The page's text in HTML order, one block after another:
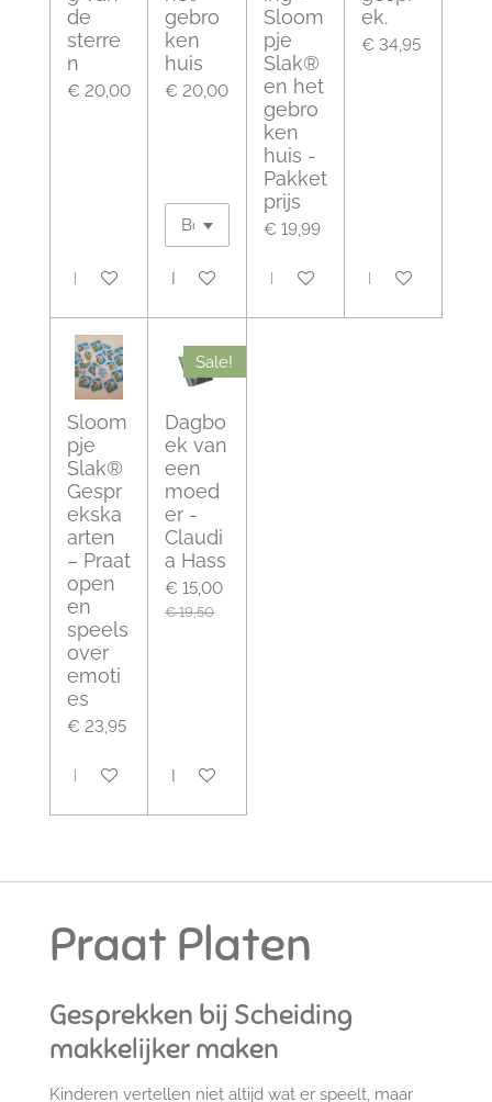
de
sterre
n
€ 20,00
In winkelwagen
gebro
ken
huis
€ 20,00
In winkelwagen
Sloom
pje
Slak®
en het
gebro
ken
huis -
Pakket
prijs
€ 19,99
Houd mij op de hoogte
ek.
€ 34,95
In winkelwagen
Sloom
pje
Slak®
Gespr
ekska
arten
– Praat
open
en
speels
over
emoti
es
€ 23,95
In winkelwagen
Sale!
Dagbo
ek van
een
moed
er -
Claudi
a Hass
€ 15,00
€ 19,50
In winkelwagen
Praat Platen
Gesprekken bij Scheiding
makkelijker maken
Kinderen vertellen niet altijd wat er speelt, maar